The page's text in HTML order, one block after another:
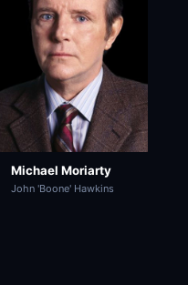
Michael Moriarty
John 'Boone' Hawkins